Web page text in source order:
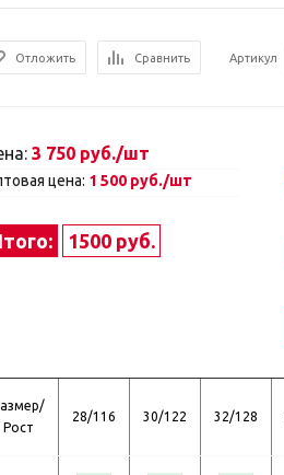
Отложить Сравнить Артикул
3 750 руб./шт
цена: 1 500 руб./шт
1500 руб.
Рост
28/116 30/122 32/128